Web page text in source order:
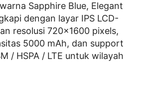
Sapphire Blue, Elegant
dengan layar IPS LCD-
resolusi 720×1600 pixels,
5000 mAh, dan support
/ HSPA / LTE untuk wilayah